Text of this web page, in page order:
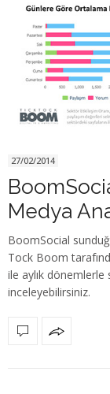
27/02/2014
Medya
BoomSocial
Tock Boom
ile aylık
inceleyebilirsiniz.